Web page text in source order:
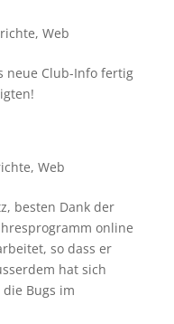
, Web
neue Club-Info fertig
, Web
besten Dank der
online
so dass er
hat sich
Bugs im